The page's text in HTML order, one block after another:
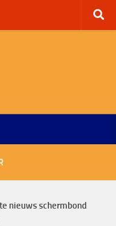
nieuws schermbond